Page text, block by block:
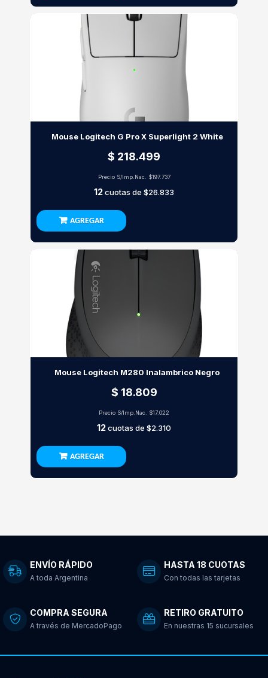
Mouse Logitech G Pro X Superlight 2 White
$ 218.499
Precio S/Imp.Nac. $197.737
12cuotas de $26.833
AGREGAR
Mouse Logitech M280 Inalambrico Negro
$ 18.809
Precio S/Imp.Nac. $17.022
12cuotas de $2.310
AGREGAR
ENVÍO RÁPIDO
A toda Argentina
HASTA 18 CUOTAS
Con todas las tarjetas
COMPRA SEGURA
A través de MercadoPago
RETIRO GRATUITO
En nuestras 15 sucursales